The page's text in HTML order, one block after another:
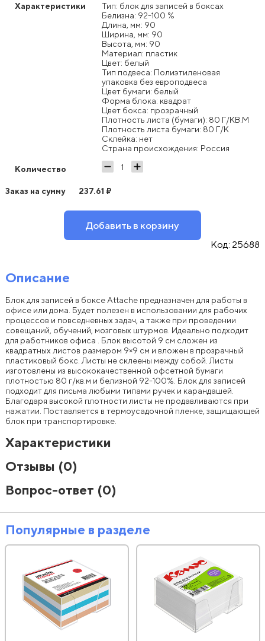
Характеристики
Тип: блок для записей в боксах
Белизна: 92-100 %
Длина, мм: 90
Ширина, мм: 90
Высота, мм: 90
Материал: пластик
Цвет: белый
Тип подвеса: Полиэтиленовая
упаковка без европодвеса
Цвет бумаги: белый
Форма блока: квадрат
Цвет бокса: прозрачный
Плотность листа (бумаги): 80 Г/КВ.М
Плотность листа бумаги: 80 Г/К
Склейка: нет
Страна происхождения: Россия
Количество
Заказ на сумму 237.61 ₽
Добавить в корзину
Код: 25688
Описание
Блок для записей в боксе Attache предназначен для работы в
офисе или дома. Будет полезен в использовании для рабочих
процессов и повседневных задач, а также при проведении
совещаний, обучений, мозговых штурмов. Идеально подходит
для работников офиса . Блок высотой 9 см сложен из
квадратных листов размером 9×9 см и вложен в прозрачный
пластиковый бокс. Листы не склеены между собой. Листы
изготовлены из высококачественной офсетной бумаги
плотностью 80 г/кв.м и белизной 92-100%. Блок для записей
подходит для письма любыми типами ручек и карандашей.
Благодаря высокой плотности листы не продавливаются при
нажатии. Поставляется в термоусадочной пленке, защищающей
блок при транспортировке.
Характеристики
Отзывы (0)
Вопрос-ответ (0)
Популярные в разделе